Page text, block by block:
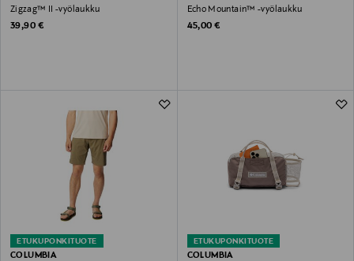
Zigzag™ II -vyölaukku
Original Price
39,90 €
Echo Mountain™ -vyölaukku
Original Price
45,00 €
ETUKUPONKITUOTE
COLUMBIA
ETUKUPONKITUOTE
COLUMBIA